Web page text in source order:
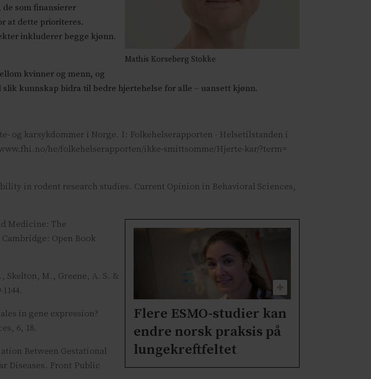
Mathis Korseberg Stokke
som finansierer
at dette prioriteres.
inkluderer begge kjønn.
kvinner og menn, og
kunnskap bidra til bedre hjertehelse for alle – uansett kjønn.
og karsykdommer i Norge. I: Folkehelserapporten - Helsetilstanden i
he/folkehelserapporten/ikke-smittsomme/Hjerte-kar/?term=
in rodent research studies. Current Opinion in Behavioral Sciences,
Flere ESMO-studier kan
endre norsk praksis på
lungekreftfeltet
Medicine: The
Open Book
Skelton, M., Greene, A. S. &
in gene expression?
6, 18.
Between Gestational
Diseases. Front Public